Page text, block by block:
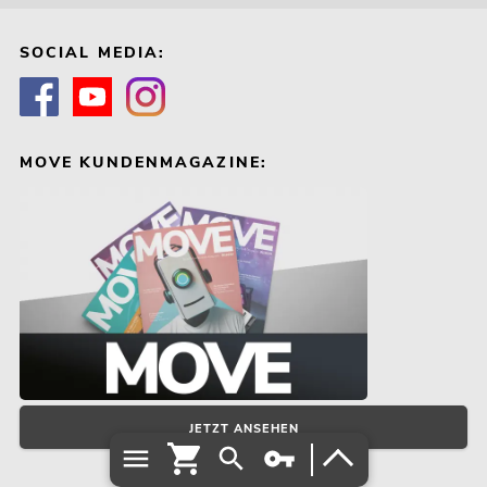
SOCIAL MEDIA:
MOVE KUNDENMAGAZINE:
JETZT ANSEHEN